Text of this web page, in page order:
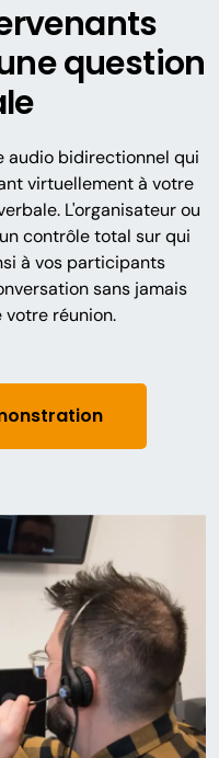
question
audio bidirectionnel qui
virtuellement à votre
L'organisateur ou
contrôle total sur qui
à vos participants
sans jamais
réunion.